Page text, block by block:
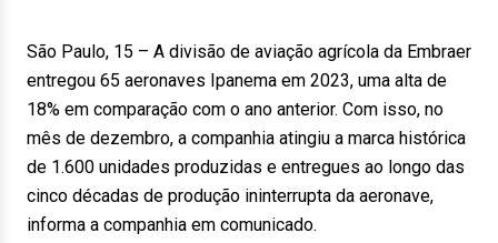
São Paulo, 15 – A divisão de aviação agrícola da Embraer
entregou 65 aeronaves Ipanema em 2023, uma alta de
18% em comparação com o ano anterior. Com isso, no
mês de dezembro, a companhia atingiu a marca histórica
de 1.600 unidades produzidas e entregues ao longo das
cinco décadas de produção ininterrupta da aeronave,
informa a companhia em comunicado.